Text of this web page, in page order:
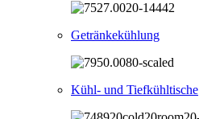
Getränkekühlung
Kühl- und Tiefkühltische